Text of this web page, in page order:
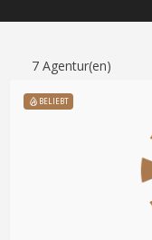
7 Agentur(en)
BELIEBT